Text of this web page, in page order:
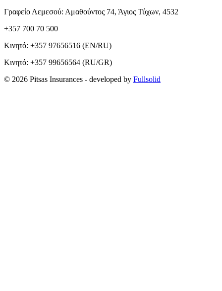
Γραφείο Λεμεσού: Αμαθούντος 74, Άγιος Τύχων, 4532
+357 700 70 500
Κινητό: +357 97656516 (EN/RU)
Κινητό: +357 99656564 (RU/GR)
© 2026 Pitsas Insurances - developed by Fullsolid